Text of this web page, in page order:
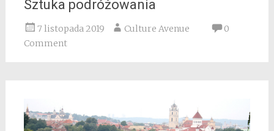
Sztuka podróżowania
7 listopada 2019 Culture Avenue
0
Comment